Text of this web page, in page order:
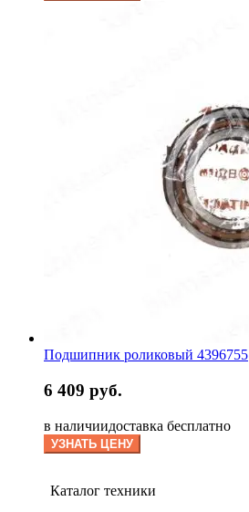
Подшипник роликовый 4396755
6 409 руб.
в наличиидоставка бесплатно
УЗНАТЬ ЦЕНУ
Каталог техники